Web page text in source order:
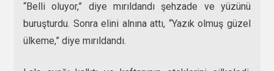
“Belli oluyor,” diye mırıldandı şehzade ve yüzünü
buruşturdu. Sonra elini alnına attı, “Yazık olmuş güzel
ülkeme,” diye mırıldandı.